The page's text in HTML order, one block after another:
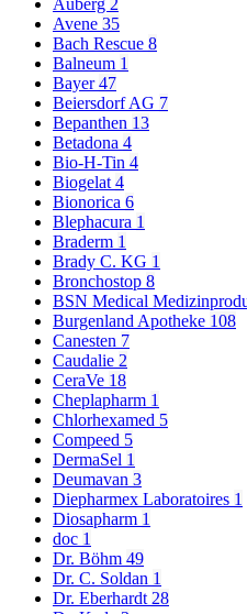
Auberg 2
Avene 35
Bach Rescue 8
Balneum 1
Bayer47
Beiersdorf AG 7
Bepanthen 13
Betadona 4
Bio-H-Tin 4
Biogelat 4
Bionorica 6
Blephacura 1
Braderm 1
Brady C. KG 1
Bronchostop 8
BSN Medical
Burgenland Apotheke 108
Canesten 7
Caudalie 2
CeraVe 18
Cheplapharm 1
Chlorhexamed 5
Compeed 5
DermaSel 1
Deumavan 3
Diepharmex Laboratoires 1
Diosapharm 1
doc 1
Dr. Böhm 49
Dr. C. Soldan 1
Dr. Eberhardt 28